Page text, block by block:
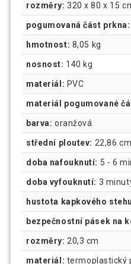
rozměry: 320 x 80 x 15
pogumovaná část prkna:
hmotnost: 8,05 kg
nosnost: 140 kg
materiál: PVC
materiál pogumované
barva: oranžová
střední ploutev: 22,86 cm
doba nafouknutí: 5 - 6
doba vyfouknutí: 3
hustota kapkového
bezpečnostní pásek na
rozměry: 20,3 cm
materiál: termoplastický